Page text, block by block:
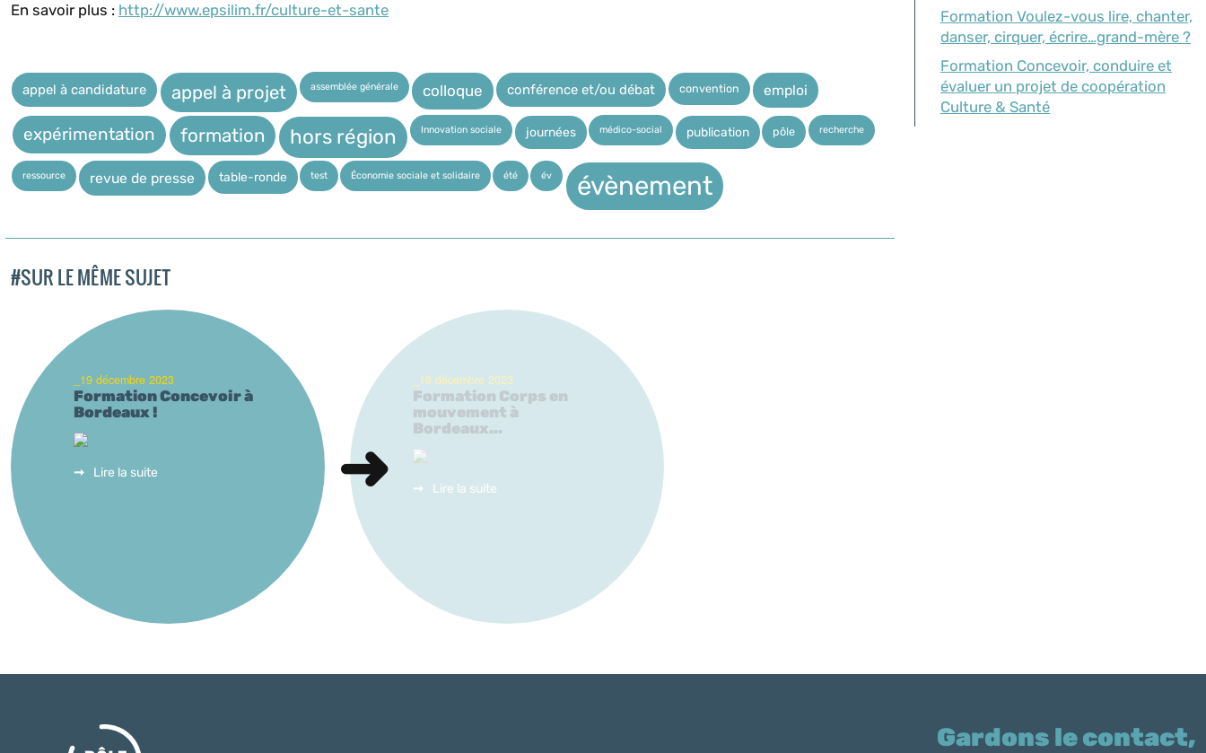
En savoir plus : http://www.epsilim.fr/culture-et-sante
appel à candidature appel à projet assemblée générale colloque conférence et/ou débat convention emploi
expérimentation formation hors région Innovation sociale journées médico-social publication pôle recherche
ressource revue de presse table-ronde test Économie sociale et solidaire été év évènement
#SUR LE MÊME SUJET
_19 décembre 2023
Formation Concevoir à
Bordeaux !
Lire la suite
_19 décembre 2023
Formation Corps en
mouvement à
Bordeaux...
Lire la suite
Formation Voulez-vous lire, chanter,
danser, cirquer, écrire…grand-mère ?
Formation Concevoir, conduire et
évaluer un projet de coopération
Culture & Santé
Gardons le contact,